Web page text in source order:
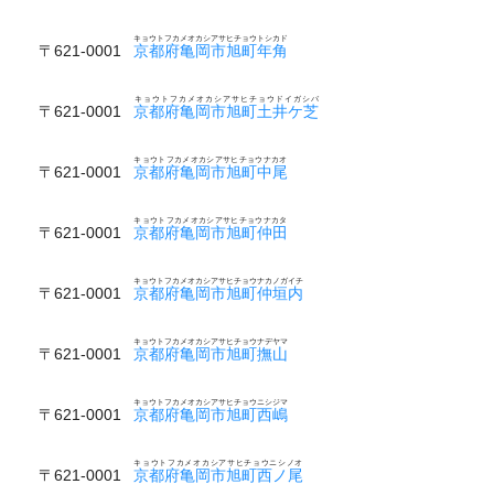
〒621-0001 京都府亀岡市旭町年角
キョウトフカメオカシアサヒチョウトシカド
〒621-0001 京都府亀岡市旭町土井ケ芝
キョウトフカメオカシアサヒチョウドイガシバ
〒621-0001 京都府亀岡市旭町中尾
キョウトフカメオカシアサヒチョウナカオ
〒621-0001 京都府亀岡市旭町仲田
キョウトフカメオカシアサヒチョウナカタ
〒621-0001 京都府亀岡市旭町仲垣内
キョウトフカメオカシアサヒチョウナカノガイチ
〒621-0001 京都府亀岡市旭町撫山
キョウトフカメオカシアサヒチョウナデヤマ
〒621-0001 京都府亀岡市旭町西嶋
キョウトフカメオカシアサヒチョウニシジマ
〒621-0001 京都府亀岡市旭町西ノ尾
キョウトフカメオカシアサヒチョウニシノオ